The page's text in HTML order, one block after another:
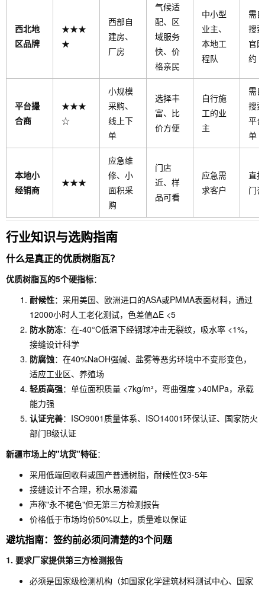
西北地
区品牌
★★★
★
西部自
建房、
厂房
气候适
配、区
域服务
快、价
格亲民
中小型
业主、
本地工
程队
需
搜
官
约
平台撮
合商
★★★
☆
小规模
采购、
线上下
单
选择丰
富、比
价方便
自行施
工的业
主
需
搜
平
单
本地小
经销商
★★★
应急维
修、小
面积采
购
门店
近、样
品可看
应急需
求客户
直
门
行业知识与选购指南
什么是真正的优质树脂瓦？
优质树脂瓦的5个硬指标：
耐候性：采用美国、欧洲进口的ASA或PMMA表面材料，通过
12000小时人工老化测试，色差值ΔE <5
防水防冻：在-40°C低温下经钢球冲击无裂纹，吸水率 <1%，
接缝设计科学
防腐蚀：在40%NaOH强碱、盐雾等恶劣环境中不变形变色，
适应工业区、养殖场
轻质高强：单位面积质量 <7kg/m²，弯曲强度 >40MPa，承载
能力强
认证完善：ISO9001质量体系、ISO14001环保认证、国家防火
部门B级认证
新疆市场上的"坑货"特征：
采用低端回收料或国产普通树脂，耐候性仅3-5年
接缝设计不合理，积水易渗漏
声称"永不褪色"但无第三方检测报告
价格低于市场均价50%以上，质量难以保证
避坑指南：签约前必须问清楚的3个问题
1. 要求厂家提供第三方检测报告
必须是国家级检测机构（如国家化学建筑材料测试中心、国家